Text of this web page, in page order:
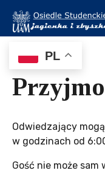
PL
Odwiedzający
w godzinach od
Gość nie może